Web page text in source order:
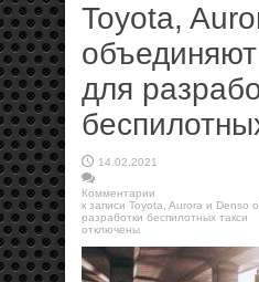
Toyota,
для
14.02.2021
Комментарии
к записи Toyota, Aurora и Denso
разработки беспилотных такси
отключены